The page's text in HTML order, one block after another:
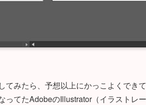
みたら、予想以上にかっこよくでき
てたAdobeのIllustrator（イラストレ